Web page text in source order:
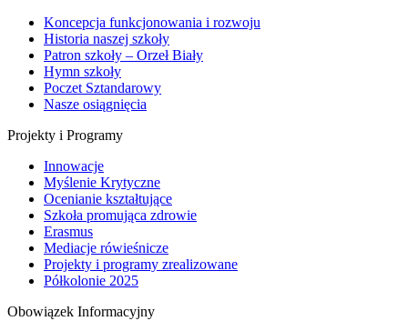
Koncepcja funkcjonowania i rozwoju
Historia naszej szkoły
Patron szkoły – Orzeł Biały
Hymn szkoły
Poczet Sztandarowy
Nasze osiągnięcia
Projekty i Programy
Innowacje
Myślenie Krytyczne
Ocenianie kształtujące
Szkoła promująca zdrowie
Erasmus
Mediacje rówieśnicze
Projekty i programy zrealizowane
Półkolonie 2025
Obowiązek Informacyjny